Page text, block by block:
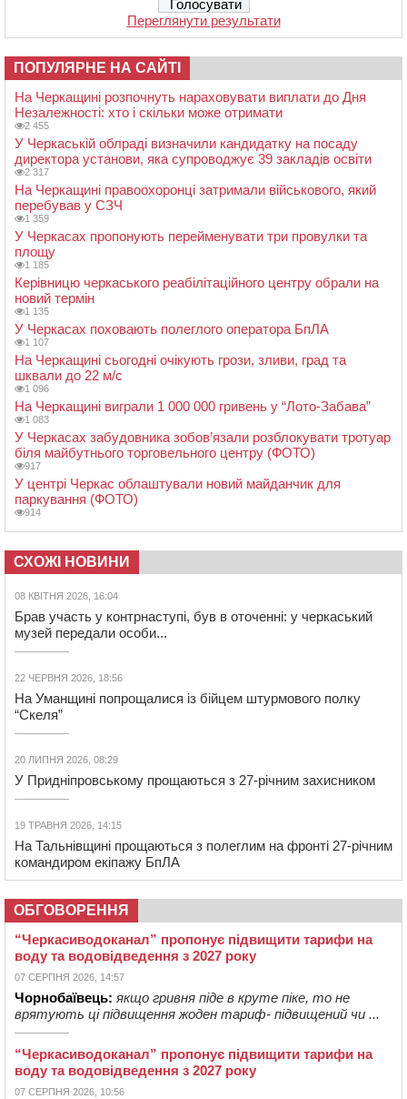
Переглянути результати
ПОПУЛЯРНЕ НА САЙТІ
На Черкащині розпочнуть нараховувати виплати до Дня
Незалежності: хто і скільки може отримати
2 455
У Черкаській облраді визначили кандидатку на посаду
директора установи, яка супроводжує 39 закладів освіти
2 317
На Черкащині правоохоронці затримали військового, який
перебував у СЗЧ
1 359
У Черкасах пропонують перейменувати три провулки та
площу
1 185
Керівницю черкаського реабілітаційного центру обрали на
новий термін
1 135
У Черкасах поховають полеглого оператора БпЛА
1 107
На Черкащині сьогодні очікують грози, зливи, град та
шквали до 22 м/с
1 096
На Черкащині виграли 1 000 000 гривень у “Лото-Забава”
1 083
У Черкасах забудовника зобов’язали розблокувати тротуар
біля майбутнього торговельного центру (ФОТО)
917
У центрі Черкас облаштували новий майданчик для
паркування (ФОТО)
914
СХОЖІ НОВИНИ
08 КВІТНЯ 2026, 16:04
Брав участь у контрнаступі, був в оточенні: у черкаський
музей передали особи...
22 ЧЕРВНЯ 2026, 18:56
На Уманщині попрощалися із бійцем штурмового полку
“Скеля”
20 ЛИПНЯ 2026, 08:29
У Придніпровському прощаються з 27-річним захисником
19 ТРАВНЯ 2026, 14:15
На Тальнівщині прощаються з полеглим на фронті 27-річним
командиром екіпажу БпЛА
ОБГОВОРЕННЯ
“Черкасиводоканал” пропонує підвищити тарифи на
воду та водовідведення з 2027 року
07 СЕРПНЯ 2026, 14:57
Чорнобаївець: якщо гривня піде в круте піке, то не
врятують ці підвищення жоден тариф- підвищений чи ...
“Черкасиводоканал” пропонує підвищити тарифи на
воду та водовідведення з 2027 року
07 СЕРПНЯ 2026, 10:56